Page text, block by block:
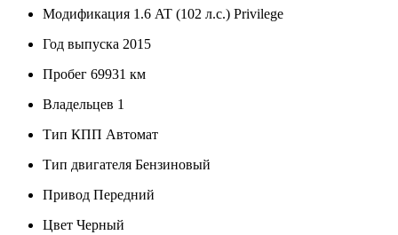
Модификация 1.6 AT (102 л.с.) Privilege
Год выпуска 2015
Пробег 69931 км
Владельцев 1
Тип КПП Автомат
Тип двигателя Бензиновый
Привод Передний
Цвет Черный